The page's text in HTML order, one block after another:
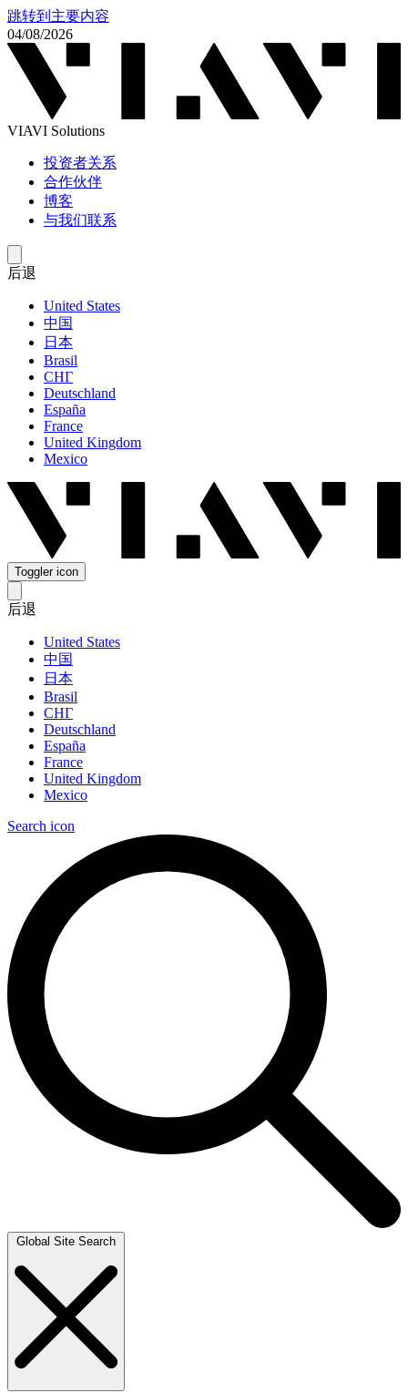
跳转到主要内容
04/08/2026
VIAVI Solutions
投资者关系
合作伙伴
博客
与我们联系
后退
United States
中国
日本
Brasil
СНГ
Deutschland
España
France
United Kingdom
Mexico
Toggler icon
后退
United States
中国
日本
Brasil
СНГ
Deutschland
España
France
United Kingdom
Mexico
Search icon
Global Site Search